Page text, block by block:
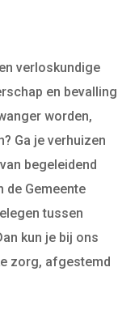
verloskundige
en bevalling
worden,
Ga je verhuizen
begeleidend
de Gemeente
tussen
kun je bij ons
zorg, afgestemd